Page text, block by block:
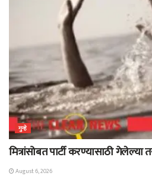
गुन्हे
मित्रांसोबत पार्टी करण्यासाठी
August 6, 2026